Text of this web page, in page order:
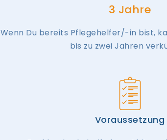
3 Jahre
Wenn Du bereits Pflegehelfer/-in bist,
bis zu zwei Jahren
Voraussetzung